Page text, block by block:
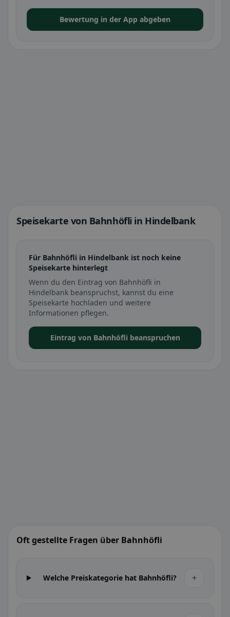
Bewertung in der App abgeben
Speisekarte von Bahnhöfli in Hindelbank
Für Bahnhöfli in Hindelbank ist noch keine
Speisekarte hinterlegt
Wenn du den Eintrag von Bahnhöfli in
Hindelbank beanspruchst, kannst du eine
Speisekarte hochladen und weitere
Informationen pflegen.
Eintrag von Bahnhöfli beanspruchen
Oft gestellte Fragen über Bahnhöfli
Welche Preiskategorie hat Bahnhöfli? +